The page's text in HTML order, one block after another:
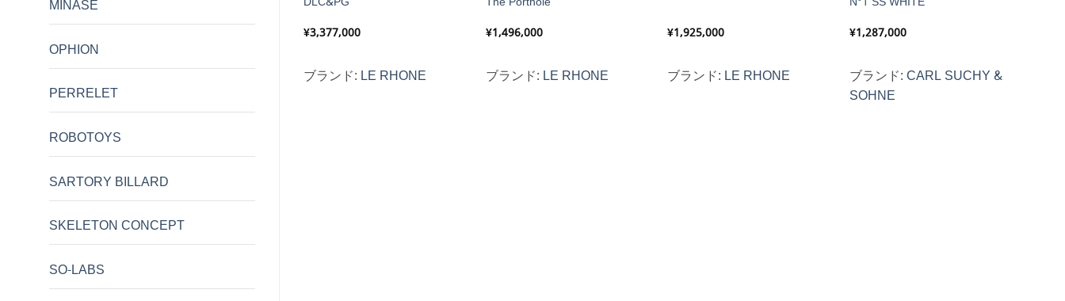
MINASE
OPHION
PERRELET
ROBOTOYS
SARTORY BILLARD
SKELETON CONCEPT
SO-LABS
¥3,377,000
ブランド: LE RHONE
¥1,496,000
ブランド: LE RHONE
¥1,925,000
ブランド: LE RHONE
¥1,287,000
ブランド:CARL SUCHY &
SOHNE